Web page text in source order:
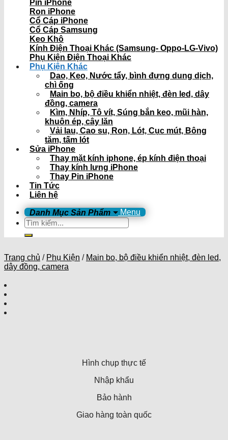
Pin iPhone
Ron iPhone
Cổ Cáp iPhone
Cổ Cáp Samsung
Keo Khô
Kính Điện Thoại Khác (Samsung- Oppo-LG-Vivo)
Phụ Kiện Điện Thoại Khác
Phụ Kiện Khác
Dao, Keo, Nước tẩy, bình đựng dung dịch,
chì ống
Main bo, bộ điều khiển nhiệt, đèn led, dây
đồng, camera
Kìm, Nhíp, Tô vít, Súng bắn keo, mũi hàn,
khuôn ép, cây lăn
Vải lau, Cao su, Ron, Lót, Cục mút, Bông
tăm, tấm lót
Sửa iPhone
Thay mặt kính iphone, ép kính điện thoại
Thay kính lưng iPhone
Thay Pin iPhone
Tin Tức
Liên hệ
Menu
Tìm
kiếm:
Trang chủ / Phụ Kiện / Main bo, bộ điều khiển nhiệt, đèn led,
dây đồng, camera
Hình chụp thực tế
Nhập khẩu
Bảo hành
Giao hàng toàn quốc